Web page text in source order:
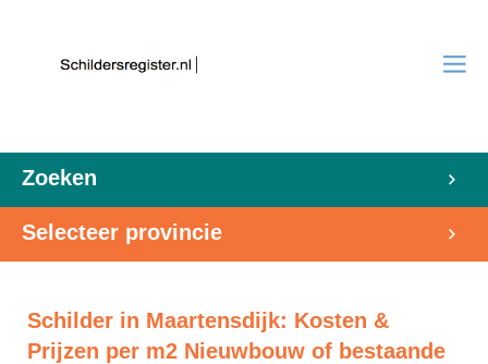
Zoeken
Selecteer provincie
Schilder in Maartensdijk: Kosten &
Prijzen per m2 Nieuwbouw of bestaande